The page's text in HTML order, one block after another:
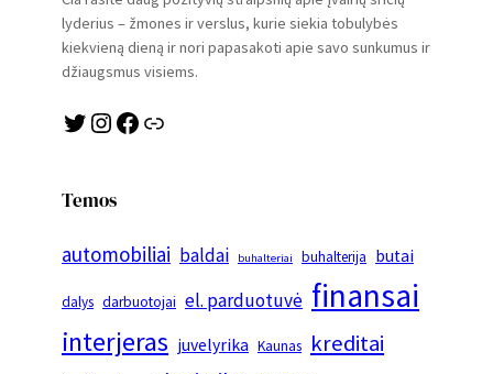
lyderius – žmones ir verslus, kurie siekia tobulybės
kiekvieną dieną ir nori papasakoti apie savo sunkumus ir
džiaugsmus visiems.
Twitter Instagram Facebook Link
Temos
automobiliai baldai buhalteriai buhalterija butai
dalys darbuotojai el. parduotuvė finansai
interjeras juvelyrika Kaunas kreditai